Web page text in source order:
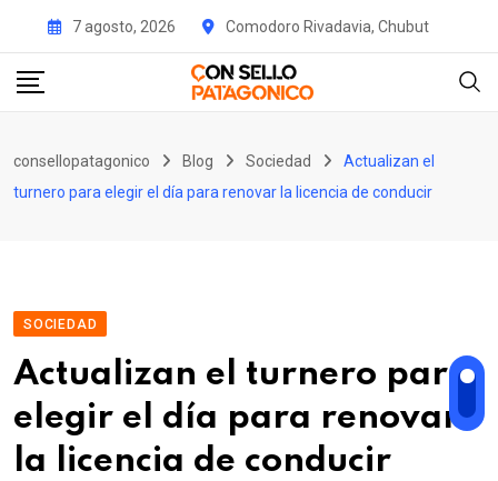
content
7 agosto, 2026 Comodoro Rivadavia, Chubut
consellopatagonico Blog Sociedad
Actualizan el
turnero para elegir el día para renovar la licencia de conducir
SOCIEDAD
Actualizan el turnero para
elegir el día para renovar
la licencia de conducir